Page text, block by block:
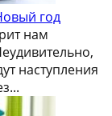
год
нам
наступления